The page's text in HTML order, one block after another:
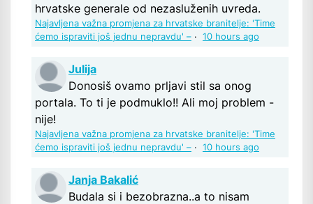
hrvatske generale od nezasluženih uvreda.
Najavljena važna promjena za hrvatske branitelje: 'Time
ćemo ispraviti još jednu nepravdu' – · 10 hours ago
Julija
Donosiš ovamo prljavi stil sa onog
portala. To ti je podmuklo!! Ali moj problem -
nije!
Najavljena važna promjena za hrvatske branitelje: 'Time
ćemo ispraviti još jednu nepravdu' – · 10 hours ago
Janja Bakalić
Budala si i bezobrazna..a to nisam